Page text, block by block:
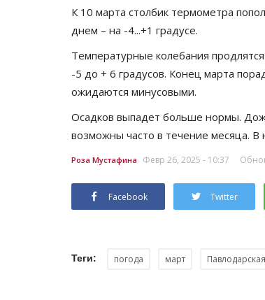
К 10 марта столбик термометра
днем – на -4...+1 градусе.
Температурные колебания
-5 до + 6 градусов. Конец марта
ожидаются минусовыми.
Осадков выпадет больше нормы.
возможны часто в течение месяца.
Роза Мустафина Февр 26, 2025 - 10:37
Facebook Twitter
Теги: погода март